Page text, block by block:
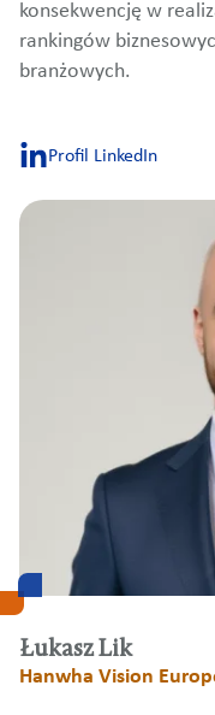
konsekwencję w
rankingów
branżowych.
Profil LinkedIn
Łukasz Lik
Hanwha Vision